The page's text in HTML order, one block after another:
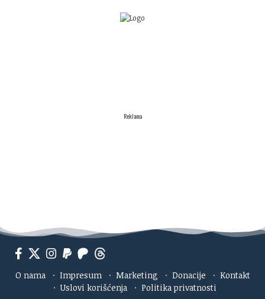
Reklama
O nama · Impresum · Marketing · Donacije · Kontakt
· Uslovi korišćenja · Politika privatnosti